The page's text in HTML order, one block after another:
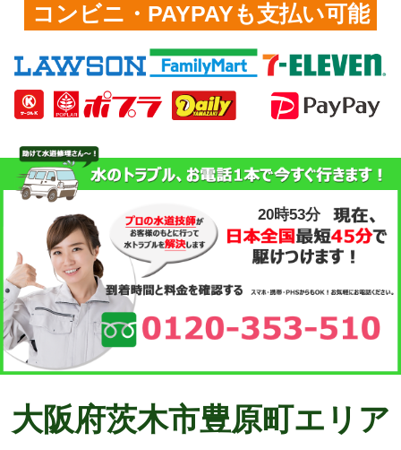
コンビニ・PAYPAYも支払い可能
20時53分
大阪府茨木市豊原町エリア